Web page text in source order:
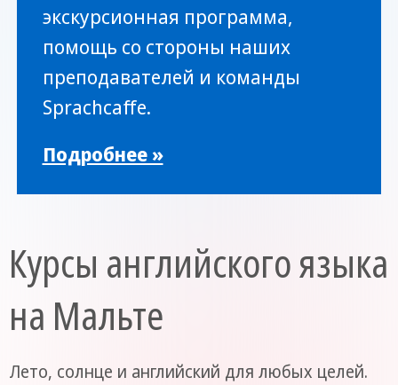
экскурсионная программа,
помощь со стороны наших
преподавателей и команды
Sprachcaffe.
Подробнее »
Курсы английского языка
на Мальте
Лето, солнце и английский для любых целей.